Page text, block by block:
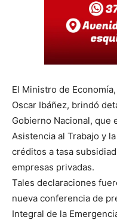
El Ministro de
Oscar Ibáñez, brindó
Gobierno Nacional, que
Asistencia al Trabajo y
créditos a tasa
empresas privadas.
Tales declaraciones
nueva conferencia de
Integral de la